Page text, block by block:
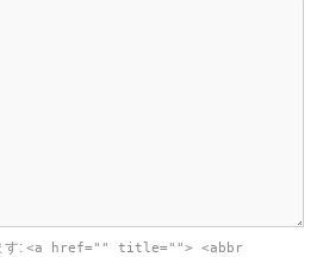
す:<a href="" title=""> <abbr